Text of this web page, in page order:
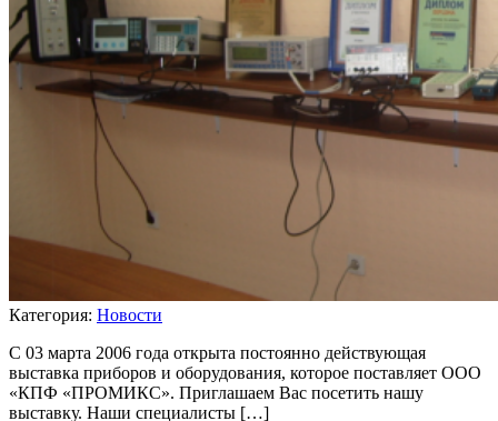
Категория: Новости
С 03 марта 2006 года открыта постоянно действующая
выставка приборов и оборудования, которое поставляет ООО
«КПФ «ПРОМИКС». Приглашаем Вас посетить нашу
выставку. Наши специалисты […]